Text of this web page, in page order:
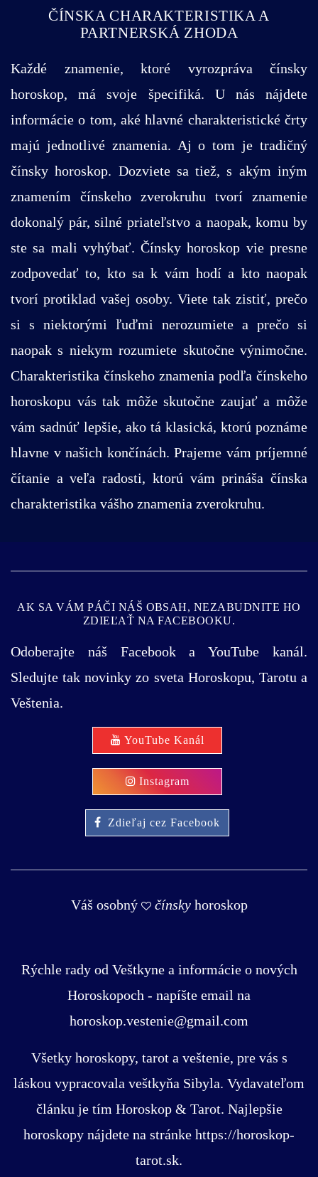
ČÍNSKA CHARAKTERISTIKA A
PARTNERSKÁ ZHODA
Každé znamenie, ktoré vyrozpráva čínsky
horoskop, má svoje špecifiká. U nás nájdete
informácie o tom, aké hlavné charakteristické črty
majú jednotlivé znamenia. Aj o tom je tradičný
čínsky horoskop. Dozviete sa tiež, s akým iným
znamením čínskeho zverokruhu tvorí znamenie
dokonalý pár, silné priateľstvo a naopak, komu by
ste sa mali vyhýbať. Čínsky horoskop vie presne
zodpovedať to, kto sa k vám hodí a kto naopak
tvorí protiklad vašej osoby. Viete tak zistiť, prečo
si s niektorými ľuďmi nerozumiete a prečo si
naopak s niekym rozumiete skutočne výnimočne.
Charakteristika čínskeho znamenia podľa čínskeho
horoskopu vás tak môže skutočne zaujať a môže
vám sadnúť lepšie, ako tá klasická, ktorú poznáme
hlavne v našich končínách. Prajeme vám príjemné
čítanie a veľa radosti, ktorú vám prináša čínska
charakteristika vášho znamenia zverokruhu.
AK SA VÁM PÁČI NÁŠ OBSAH, NEZABUDNITE HO
ZDIEĽAŤ NA FACEBOOKU.
Odoberajte náš Facebook a YouTube kanál.
Sledujte tak novinky zo sveta Horoskopu, Tarotu a
Veštenia.
YouTube Kanál
Instagram
Zdieľaj cez Facebook
Váš osobný čínskyhoroskop
Rýchle rady od Veštkyne a informácie o nových
Horoskopoch - napíšte email na
horoskop.vestenie@gmail.com
Všetky horoskopy, tarot a veštenie, pre vás s
láskou vypracovala veštkyňa Sibyla. Vydavateľom
článku je tím Horoskop & Tarot. Najlepšie
horoskopy nájdete na stránke https://horoskop-
tarot.sk.